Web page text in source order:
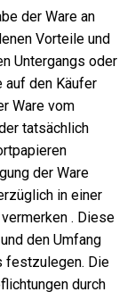
der Ware an
Vorteile und
Untergangs oder
auf den Käufer
Ware vom
tatsächlich
der Ware
in einer
. Diese
den Umfang
festzulegen. Die
durch